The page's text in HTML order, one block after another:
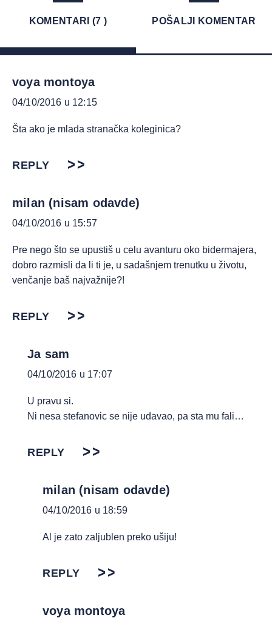
KOMENTARI (7 ) POŠALJI KOMENTAR
voya montoya
04/10/2016 u 12:15
Šta ako je mlada stranačka koleginica?
REPLY
milan (nisam odavde)
04/10/2016 u 15:57
Pre nego što se upustiš u celu avanturu oko bidermajera,
dobro razmisli da li ti je, u sadašnjem trenutku u životu,
venčanje baš najvažnije?!
REPLY
Ja sam
04/10/2016 u 17:07
U pravu si.
Ni nesa stefanovic se nije udavao, pa sta mu fali…
REPLY
milan (nisam odavde)
04/10/2016 u 18:59
Al je zato zaljublen preko ušiju!
REPLY
voya montoya